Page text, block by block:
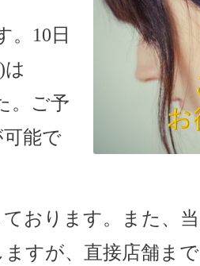
。10日
は
ご予
能で
おります。
また、
すが、直接店舗ま